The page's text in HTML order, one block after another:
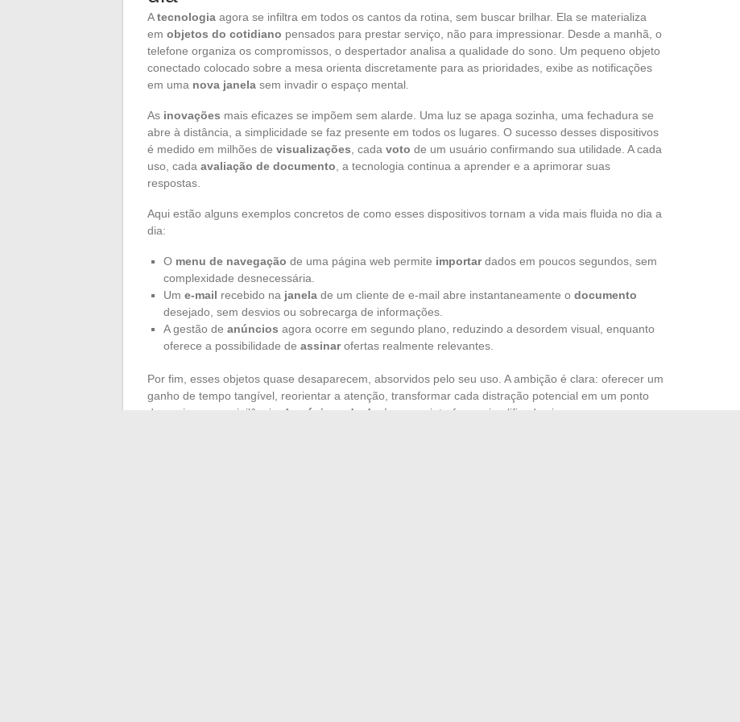
Atecnologia agora se infiltra em todos os cantos da rotina, sem buscar brilhar. Ela se materializa
em objetos do cotidiano pensados para prestar serviço, não para impressionar. Desde a manhã, o
telefone organiza os compromissos, o despertador analisa a qualidade do sono. Um pequeno objeto
conectado colocado sobre a mesa orienta discretamente para as prioridades, exibe as notificações
em uma nova janela sem invadir o espaço mental.
As inovações mais eficazes se impõem sem alarde. Uma luz se apaga sozinha, uma fechadura se
abre à distância, a simplicidade se faz presente em todos os lugares. O sucesso desses dispositivos
é medido em milhões de visualizações , cada voto de um usuário confirmando sua utilidade. A cada
uso, cada avaliação de documento , a tecnologia continua a aprender e a aprimorar suas
respostas.
Aqui estão alguns exemplos concretos de como esses dispositivos tornam a vida mais fluida no dia a
dia:
O menu de navegação de uma página web permite importardados em poucos segundos, sem
complexidade desnecessária.
Um e-mail recebido na janela de um cliente de e-mail abre instantaneamente o documento
desejado, sem desvios ou sobrecarga de informações.
A gestão de anúncios agora ocorre em segundo plano, reduzindo a desordem visual, enquanto
oferece a possibilidade de assinarofertas realmente relevantes.
Por fim, esses objetos quase desaparecem, absorvidos pelo seu uso. A ambição é clara: oferecer um
ganho de tempo tangível, reorientar a atenção, transformar cada distração potencial em um ponto
de apoio para a vigilância. As
páginas de design
e as interfaces simplificadas incarnam essa